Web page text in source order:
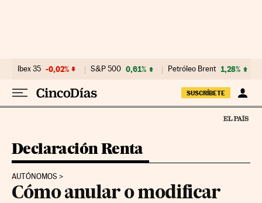
Ibex 35 -0,02% S&P 500 0,61% Petróleo Brent 1,28%
SUSCRÍBETE
Declaración Renta
AUTÓNOMOS
Cómo anular o modificar